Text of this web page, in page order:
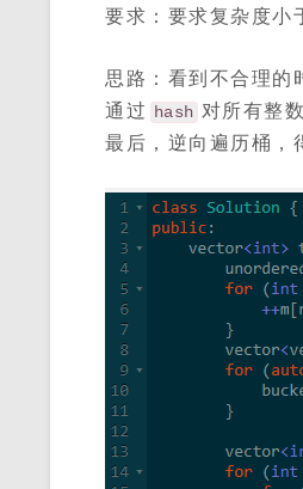
要求：要求复杂度小
思路：看到不合理的
通过
hash 对所有整
最后，逆向遍历桶，